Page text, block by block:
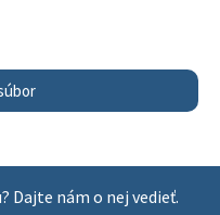
Dajte nám o nej vedieť.